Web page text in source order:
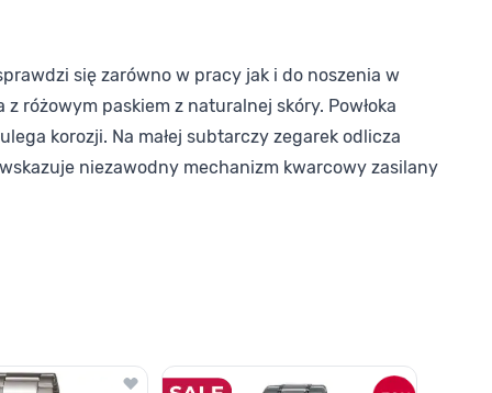
się zarówno w pracy jak i do noszenia w
różowym paskiem z naturalnej skóry. Powłoka
korozji. Na małej subtarczy zegarek odlicza
niezawodny mechanizm kwarcowy zasilany
nawigacji karuzeli za pomocą linka pomijającego.